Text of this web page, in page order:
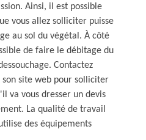
Ainsi, il est possible
vous allez solliciter puisse
au sol du végétal. À côté
de faire le débitage du
Contactez
site web pour solliciter
va vous dresser un devis
La qualité de travail
des équipements